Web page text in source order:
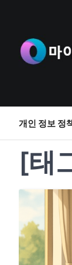
content
개인 정보 정
[태